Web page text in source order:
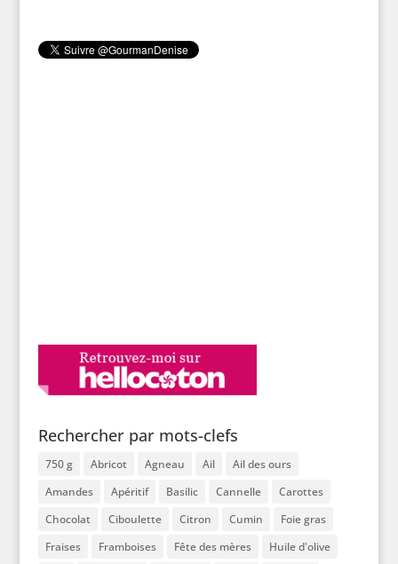
Rechercher par mots-clefs
750 g Abricot Agneau Ail
Ail des ours
Amandes
Apéritif Basilic Cannelle
Carottes
Chocolat
Ciboulette Citron Cumin
Foie gras
Fraises
Framboises Fête des mères Huile d'olive